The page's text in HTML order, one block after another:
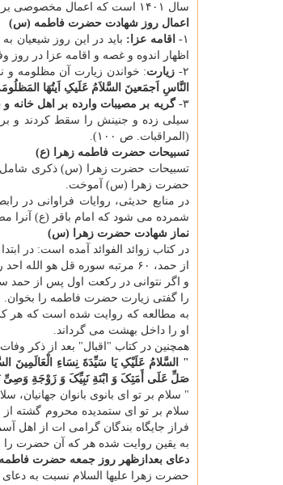
سال ۱۴۰۱ است که اعمال مخصوصی برای آن سفارش شده است.
اعمال روز شهادت حضرت فاطمه (س)
۱-
اقامه عزا: باید در این روز شیعیان
اظهار اندوه و غصه و اقامه عزا در روز
۲-
زیارت: خواندن زیارت آن مظلومه و
النَّاسِ اَجمَعینَ السَّلاَمُ عَلَیکِ اَیتُهَا
۳- گریه بر مصیبات وارده بر اهل خانه
سیلی زده و جنینش را سقط کردند و
(المراقبات. ص ۱۰۰).
تسبیحات حضرت فاطمه زهرا (ع)
حضرت زهرا (س) آموخت.
در منابع حدیثی، روایات فراوانی در
شمرده می شود که امام باقر (ع) آنرا
نماز شهادت حضرت زهرا (س)
در کتاب زوائد الفوائد آمده است: در
از حمد، ۶۰ مرتبه سوره قل هو الله احد را می خواند.
و اگر نتوانی در رکعت اول پس از حمد
را گفتی زیارت حضرت فاطمه را بخوان.
به مطالعه که روایت شده است که هر
او را داخل بهشت می گرداند.
همچنین در کتاب "اقبال" بعد از ذکر
" السَّلامُ عَلَیْکِ یَا سَیِّدَةَ نِسَاءِ الْعَالَمِینَ
صَلِّ عَلَی أَمَتِکَ وَ ابْنَةِ نَبِیِّکَ وَ زَوْجَةِ وَصِیِّ
" سلام بر تو ای بانوی بانوان
سلام بر تو ای ستمدیده محروم گشته
فراز جایگاه بندگان گرامی ات از اهل
به یقین روایت شده هر که آن حضرت را
دعای بعدازظهر روز جمعه حضرت
حضرت زهرا علیها السلام نسبت به